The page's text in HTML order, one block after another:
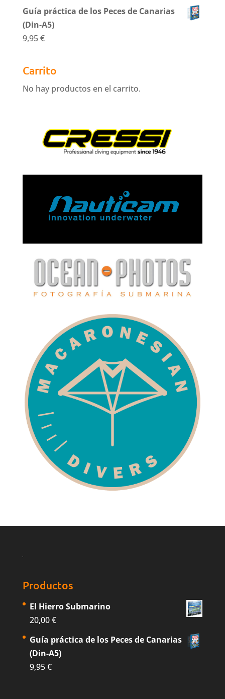
Guía práctica de los Peces de Canarias
(Din-A5)
9,95€
Carrito
No hay productos en el carrito.
Productos
El Hierro Submarino
20,00€
Guía práctica de los Peces de Canarias
(Din-A5)
9,95€